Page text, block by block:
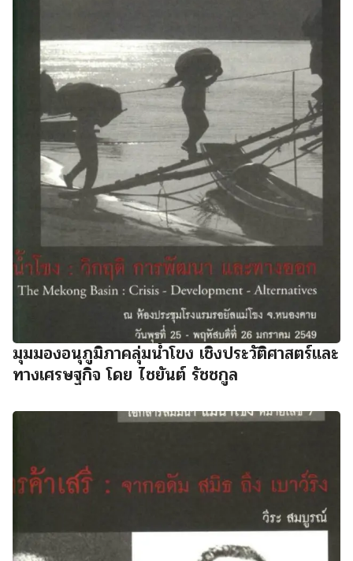
มุมมองอนุภูมิภาคลุ่มน้ำโขง เชิงประวัติศาสตร์และ
ทางเศรษฐกิจ โดย ไชยันต์ รัชชกูล